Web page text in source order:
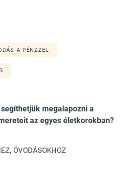
A PÉNZZEL
megalapozni a
az egyes életkorokban?
ÓVODÁSOKHOZ